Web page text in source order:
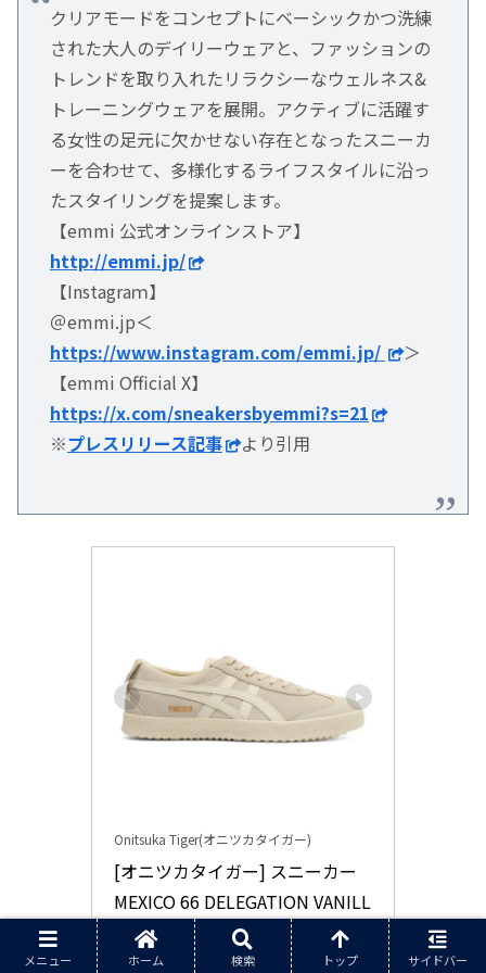
クリアモードをコンセプトにベーシックかつ洗練
された大人のデイリーウェアと、ファッションの
トレンドを取り入れたリラクシーなウェルネス&
トレーニングウェアを展開。アクティブに活躍す
る女性の足元に欠かせない存在となったスニーカ
ーを合わせて、多様化するライフスタイルに沿っ
たスタイリングを提案します。
【emmi 公式オンラインストア】
http://emmi.jp/
【Instagraｍ】
＠emmi.jp＜
https://www.instagram.com/emmi.jp/
＞
【emmi Official X】
https://x.com/sneakersbyemmi?s=21
※プレスリリース記事 より引用
Onitsuka Tiger(オニツカタイガー)
[オニツカタイガー] スニーカー
MEXICO 66 DELEGATION VANILL
A/CREAM 29.0 cm
1183C344
メニュー ホーム 検索 トップ サイドバー